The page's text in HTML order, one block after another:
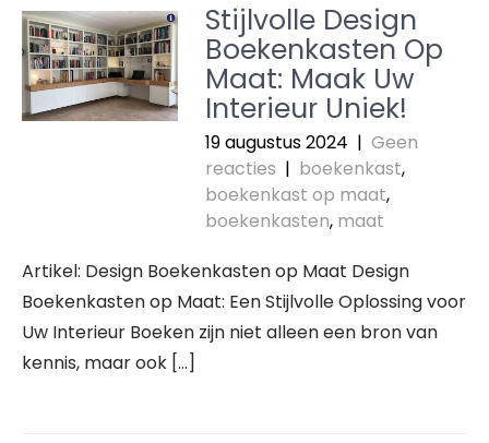
Stijlvolle Design
Boekenkasten Op
Maat: Maak Uw
Interieur Uniek!
19 augustus 2024 | Geen
reacties | boekenkast,
boekenkast op maat,
boekenkasten, maat
Artikel: Design Boekenkasten op Maat Design
Boekenkasten op Maat: Een Stijlvolle Oplossing voor
Uw Interieur Boeken zijn niet alleen een bron van
kennis, maar ook […]